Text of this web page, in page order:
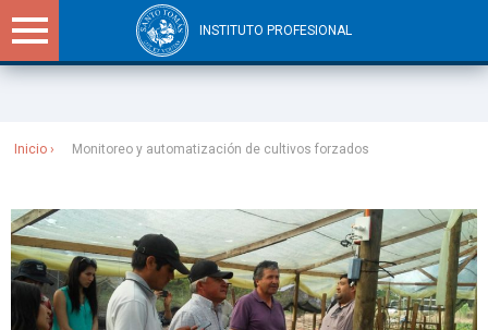
INSTITUTO PROFESIONAL
Inicio Monitoreo y automatización de cultivos forzados